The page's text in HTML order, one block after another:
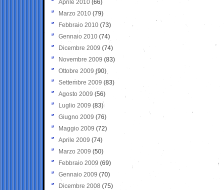
Aprile 2010 (66)
Marzo 2010 (79)
Febbraio 2010 (73)
Gennaio 2010 (74)
Dicembre 2009 (74)
Novembre 2009 (83)
Ottobre 2009 (90)
Settembre 2009 (83)
Agosto 2009 (56)
Luglio 2009 (83)
Giugno 2009 (76)
Maggio 2009 (72)
Aprile 2009 (74)
Marzo 2009 (50)
Febbraio 2009 (69)
Gennaio 2009 (70)
Dicembre 2008 (75)